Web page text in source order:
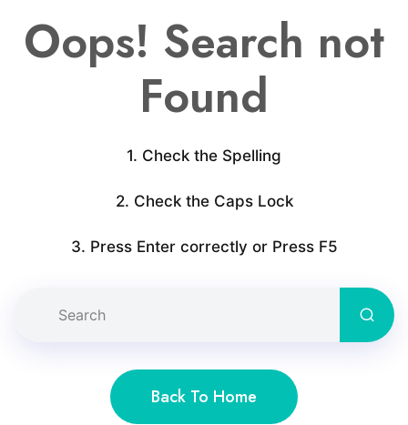
Oops! Search not
Found
1. Check the Spelling
2. Check the Caps Lock
3. Press Enter correctly or Press F5
Back To Home